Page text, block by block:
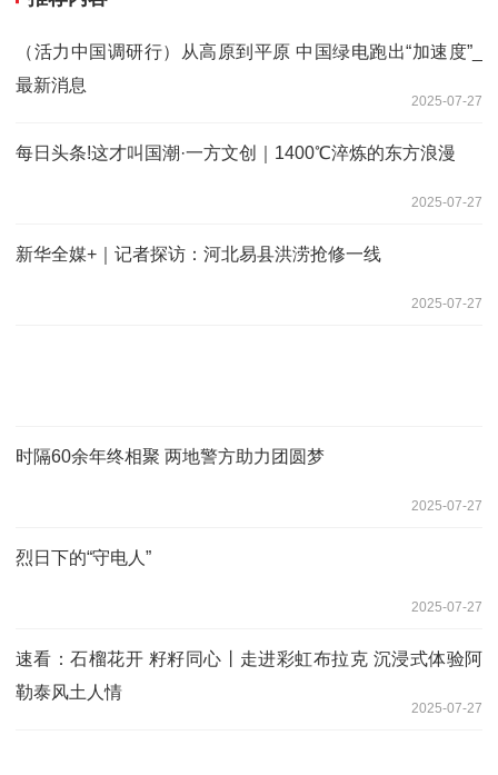
（活力中国调研行）从高原到平原 中国绿电跑出“加速度”_
最新消息
2025-07-27
每日头条!这才叫国潮·一方文创｜1400℃淬炼的东方浪漫
2025-07-27
新华全媒+｜记者探访：河北易县洪涝抢修一线
2025-07-27
时隔60余年终相聚 两地警方助力团圆梦
2025-07-27
烈日下的“守电人”
2025-07-27
速看：石榴花开 籽籽同心丨走进彩虹布拉克 沉浸式体验阿
勒泰风土人情
2025-07-27